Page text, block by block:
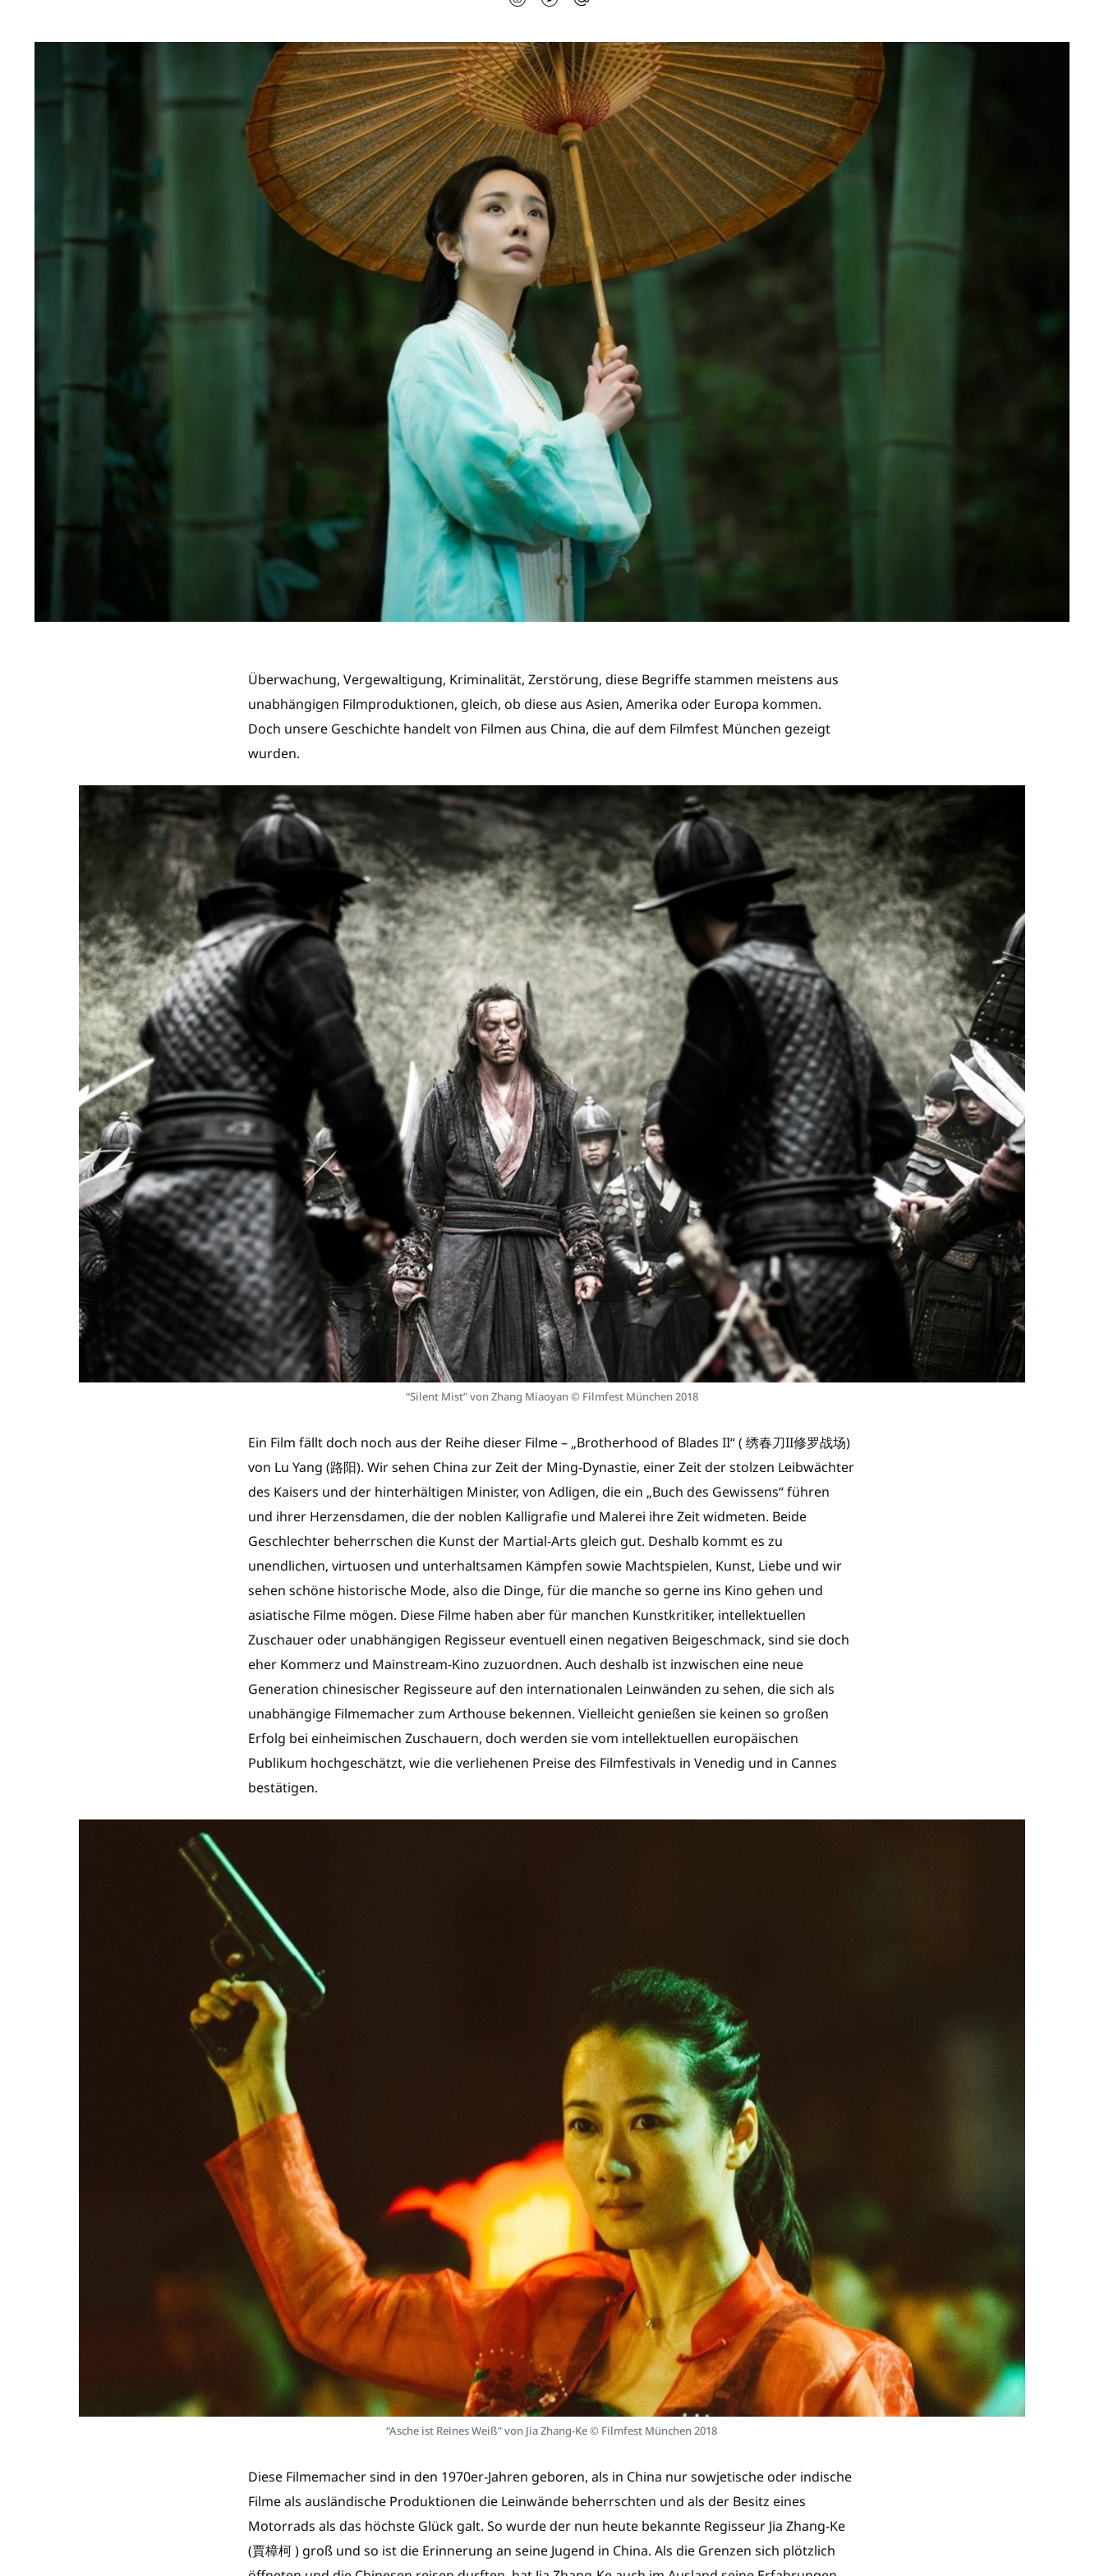
Überwachung, Vergewaltigung, Kriminalität, Zerstörung, diese Begriffe stammen meistens aus
unabhängigen Filmproduktionen, gleich, ob diese aus Asien, Amerika oder Europa kommen.
Doch unsere Geschichte handelt von Filmen aus China, die auf dem Filmfest München gezeigt
wurden.
“Silent Mist” von Zhang Miaoyan © Filmfest München 2018
Ein Film fällt doch noch aus der Reihe dieser Filme – „Brotherhood of Blades II“ ( 绣春刀II修罗战场)
von Lu Yang (路阳). Wir sehen China zur Zeit der Ming-Dynastie, einer Zeit der stolzen Leibwächter
des Kaisers und der hinterhältigen Minister, von Adligen, die ein „Buch des Gewissens“ führen
und ihrer Herzensdamen, die der noblen Kalligrafie und Malerei ihre Zeit widmeten. Beide
Geschlechter beherrschen die Kunst der Martial-Arts gleich gut. Deshalb kommt es zu
unendlichen, virtuosen und unterhaltsamen Kämpfen sowie Machtspielen, Kunst, Liebe und wir
sehen schöne historische Mode, also die Dinge, für die manche so gerne ins Kino gehen und
asiatische Filme mögen. Diese Filme haben aber für manchen Kunstkritiker, intellektuellen
Zuschauer oder unabhängigen Regisseur eventuell einen negativen Beigeschmack, sind sie doch
eher Kommerz und Mainstream-Kino zuzuordnen. Auch deshalb ist inzwischen eine neue
Generation chinesischer Regisseure auf den internationalen Leinwänden zu sehen, die sich als
unabhängige Filmemacher zum Arthouse bekennen. Vielleicht genießen sie keinen so großen
Erfolg bei einheimischen Zuschauern, doch werden sie vom intellektuellen europäischen
Publikum hochgeschätzt, wie die verliehenen Preise des Filmfestivals in Venedig und in Cannes
bestätigen.
“Asche ist Reines Weiß” von Jia Zhang-Ke © Filmfest München 2018
Diese Filmemacher sind in den 1970er-Jahren geboren, als in China nur sowjetische oder indische
Filme als ausländische Produktionen die Leinwände beherrschten und als der Besitz eines
Motorrads als das höchste Glück galt. So wurde der nun heute bekannte Regisseur Jia Zhang-Ke
(賈樟柯) groß und so ist die Erinnerung an seine Jugend in China. Als die Grenzen sich plötzlich